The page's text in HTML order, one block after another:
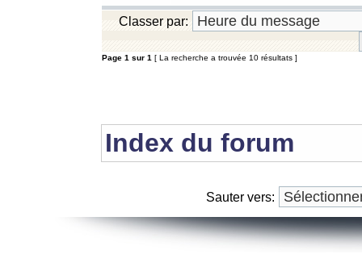
Classer par:
Page 1 sur 1 [ La recherche a trouvée 10 résultats ]
Index du forum
Sauter vers: